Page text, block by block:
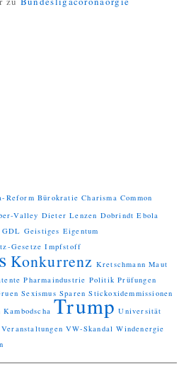
Reform Bürokratie Charisma Common
Valley Dieter Lenzen Dobrindt Ebola
GDL Geistiges Eigentum
Gesetze Impfstoff
Konkurrenz Kretschmann Maut
Pharmaindustrie Politik Prüfungen
Sexismus Sparen Stickoxidemmissionen
Trump Universität
Veranstaltungen VW-Skandal Windenergie